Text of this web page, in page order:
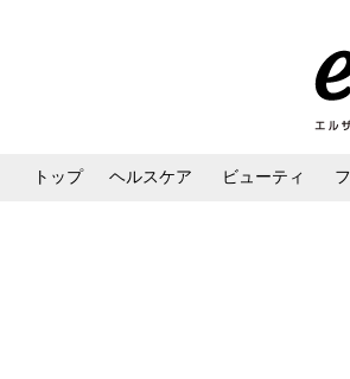
トップ ヘルスケア ビューティ